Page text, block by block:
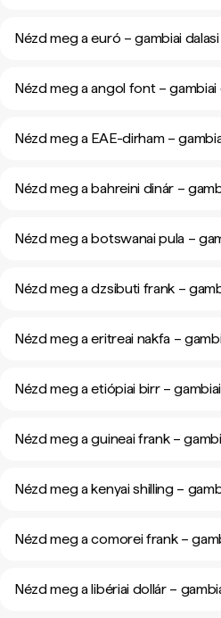
Nézd meg a euró – gambiai
Nézd meg a angol font –
Nézd meg a EAE-dirham –
Nézd meg a bahreini dinár –
Nézd meg a botswanai pula –
Nézd meg a dzsibuti frank –
Nézd meg a eritreai nakfa –
Nézd meg a etiópiai birr –
Nézd meg a guineai frank –
Nézd meg a kenyai shilling –
Nézd meg a comorei frank –
Nézd meg a libériai dollár –